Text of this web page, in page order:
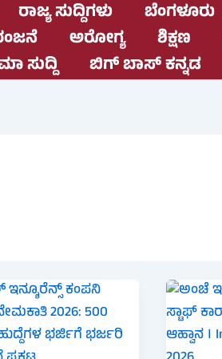
ರಾಜ್ಯ ಸುದ್ದಿಗಳು ಬೆಂಗಳೂರು
ಅರೋಗ್ಯ ಶಿಕ್ಷಣ
ಸುದ್ದಿ ಬಿಗ್ ಬಾಸ್ ಕನ್ನಡ